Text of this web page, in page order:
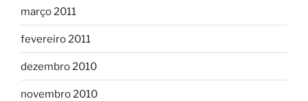
março 2011
fevereiro 2011
dezembro 2010
novembro 2010